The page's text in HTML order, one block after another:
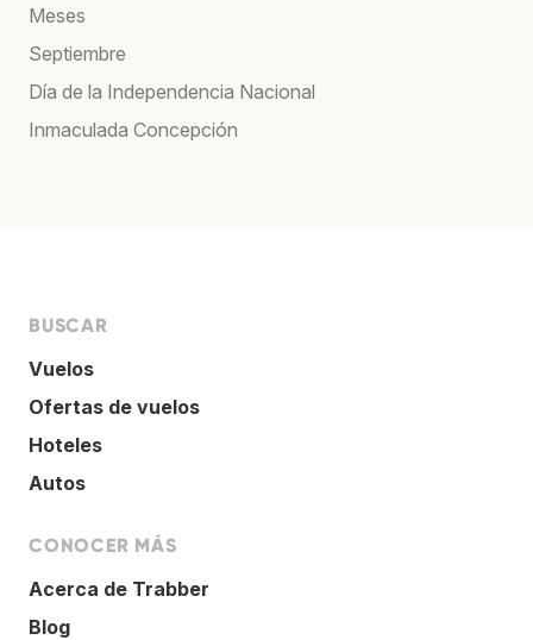
Meses
Septiembre
Día de la Independencia Nacional
Inmaculada Concepción
BUSCAR
Vuelos
Ofertas de vuelos
Hoteles
Autos
CONOCER MÁS
Acerca de Trabber
Blog